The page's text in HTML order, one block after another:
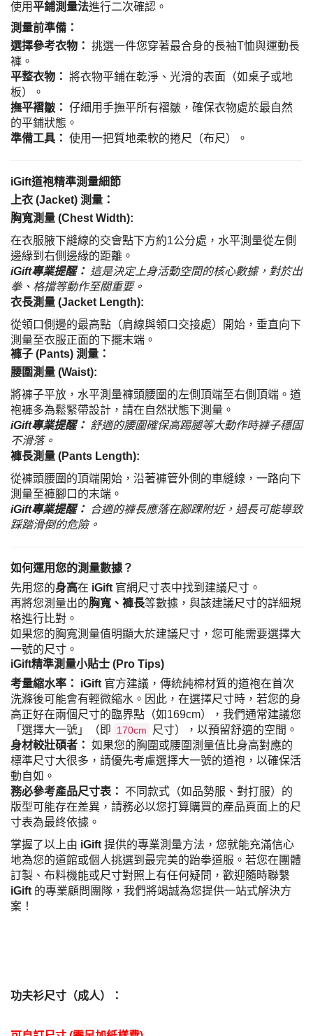
使用平鋪測量法進行二次確認。
測量前準備：
選擇參考衣物： 挑選一件您穿著最合身的長袖T恤與運動長
褲。
平整衣物： 將衣物平鋪在乾淨、光滑的表面（如桌子或地
板）。
撫平褶皺： 仔細用手撫平所有褶皺，確保衣物處於最自然
的平鋪狀態。
準備工具： 使用一把質地柔軟的捲尺（布尺）。
iGift道袍精準測量細節
上衣 (Jacket) 測量：
胸寬測量 (Chest Width):
在衣服腋下縫線的交會點下方約1公分處，水平測量從左側
邊緣到右側邊緣的距離。
iGift專業提醒： 這是決定上身活動空間的核心數據，對於出
拳、格擋等動作至關重要。
衣長測量 (Jacket Length):
從領口側邊的最高點（肩線與領口交接處）開始，垂直向下
測量至衣服正面的下擺末端。
褲子 (Pants) 測量：
腰圍測量 (Waist):
將褲子平放，水平測量褲頭腰圍的左側頂端至右側頂端。道
袍褲多為鬆緊帶設計，請在自然狀態下測量。
iGift專業提醒： 舒適的腰圍確保高踢腿等大動作時褲子穩固
不滑落。
褲長測量 (Pants Length):
從褲頭腰圍的頂端開始，沿著褲管外側的車縫線，一路向下
測量至褲腳口的末端。
iGift專業提醒： 合適的褲長應落在腳踝附近，過長可能導致
踩踏滑倒的危險。
如何運用您的測量數據？
先用您的身高在 iGift 官網尺寸表中找到建議尺寸。
再將您測量出的胸寬、褲長等數據，與該建議尺寸的詳細規
格進行比對。
如果您的胸寬測量值明顯大於建議尺寸，您可能需要選擇大
一號的尺寸。
iGift精準測量小貼士 (Pro Tips)
考量縮水率： iGift 官方建議，傳統純棉材質的道袍在首次
洗滌後可能會有輕微縮水。因此，在選擇尺寸時，若您的身
高正好在兩個尺寸的臨界點（如169cm），我們通常建議您
「選擇大一號」（即
170cm
尺寸），以預留舒適的空間。
身材較壯碩者： 如果您的胸圍或腰圍測量值比身高對應的
標準尺寸大很多，請優先考慮選擇大一號的道袍，以確保活
動自如。
務必參考產品尺寸表：
不同款式（如品勢服、對打服）的
版型可能存在差異，請務必以您打算購買的產品頁面上的尺
寸表為最終依據。
掌握了以上由 iGift 提供的專業測量方法，您就能充滿信心
地為您的道館或個人挑選到最完美的跆拳道服。若您在團體
訂製、布料機能或尺寸對照上有任何疑問，歡迎隨時聯繫
iGift 的專業顧問團隊，我們將竭誠為您提供一站式解決方
案！
功夫衫尺寸（成人）：